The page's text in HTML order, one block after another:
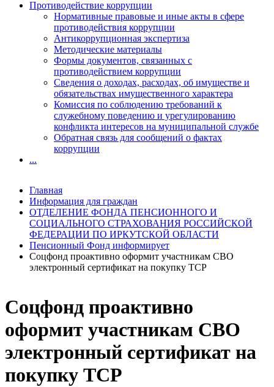
Соцфонд проактивно
оформит участникам СВО
электронный сертификат на
покупку ТСР
Противодействие коррупции
Нормативные правовые и иные акты в сфере
противодействия коррупции
Антикоррупционная экспертиза
Методические материалы
Формы документов, связанных с
противодействием коррупции
Сведения о доходах, расходах, об имуществе и
обязательствах имущественного характера
Комиссия по соблюдению требований к
служебному поведению и урегулированию
конфликта интересов на муниципальной службе
Обратная связь для сообщений о фактах
коррупции
...
Главная
Информация для граждан
ОТДЕЛЕНИЕ ФОНДА ПЕНСИОННОГО И
СОЦИАЛЬНОГО СТРАХОВАНИЯ РОССИЙСКОЙ
ФЕДЕРАЦИИ ПО ИРКУТСКОЙ ОБЛАСТИ
Пенсионный Фонд информирует
Соцфонд проактивно оформит участникам СВО
электронный сертификат на покупку ТСР